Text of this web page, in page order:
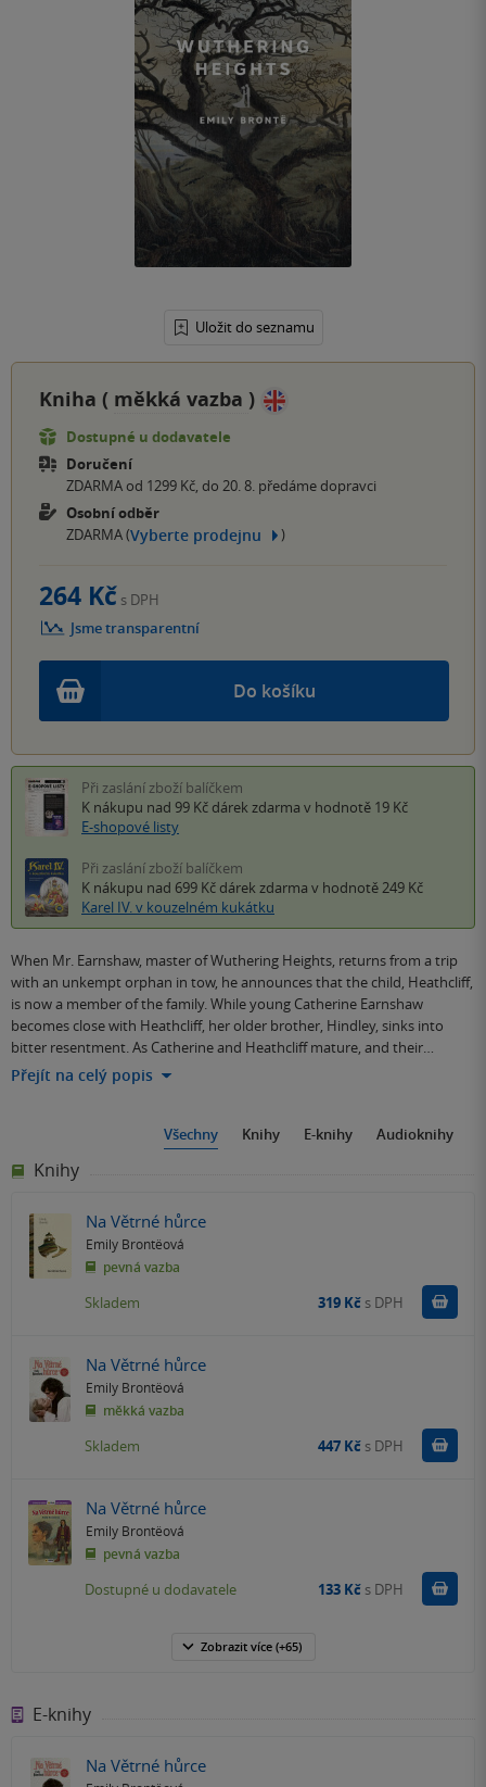
Uložit do seznamu
Kniha ( měkká vazba )
Dostupné u dodavatele
Doručení
ZDARMA od 1299 Kč, do 20. 8. předáme dopravci
Osobní odběr
ZDARMA (Vyberte prodejnu )
Do košíku
264 Kč s DPH
Jsme transparentní
Při zaslání zboží balíčkem
K nákupu nad 99 Kč dárek zdarma v hodnotě 19 Kč
E-shopové listy
Při zaslání zboží balíčkem
K nákupu nad 699 Kč dárek zdarma v hodnotě 249 Kč
Karel IV. v kouzelném kukátku
When Mr. Earnshaw, master of Wuthering Heights, returns from a trip
with an unkempt orphan in tow, he announces that the child, Heathcliff,
is now a member of the family. While young Catherine Earnshaw
becomes close with Heathcliff, her older brother, Hindley, sinks into
bitter resentment. As Catherine and Heathcliff mature, and their…
Přejít na celý popis
Všechny Knihy E-knihy Audioknihy
Knihy
Na Větrné hůrce
Emily Brontëová
pevná vazba
Skladem 319 Kč s DPH
Na Větrné hůrce
Emily Brontëová
měkká vazba
Skladem 447 Kč s DPH
Na Větrné hůrce
Emily Brontëová
pevná vazba
Dostupné u dodavatele 133 Kč s DPH
Zobrazit více(+65)
E-knihy
Na Větrné hůrce